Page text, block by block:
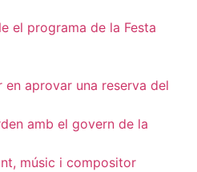
el programa de la Festa
en aprovar una reserva del
amb el govern de la
músic i compositor